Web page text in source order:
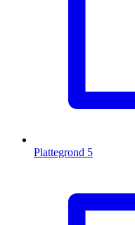
Plattegrond 5